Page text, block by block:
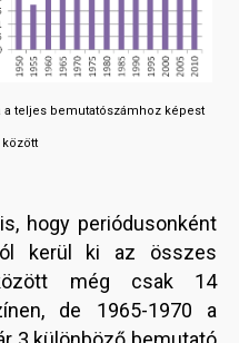
a teljes bemutatószámhoz képest
között
hogy periódusonként
kerül ki az összes
még csak 14
de 1965-1970 a